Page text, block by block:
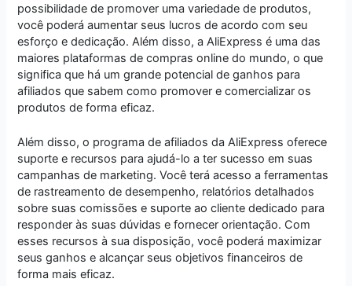
possibilidade de promover uma variedade de produtos,
você poderá aumentar seus lucros de acordo com seu
esforço e dedicação. Além disso, a AliExpress é uma das
maiores plataformas de compras online do mundo, o que
significa que há um grande potencial de ganhos para
afiliados que sabem como promover e comercializar os
produtos de forma eficaz.
Além disso, o programa de afiliados da AliExpress oferece
suporte e recursos para ajudá-lo a ter sucesso em suas
campanhas de marketing. Você terá acesso a ferramentas
de rastreamento de desempenho, relatórios detalhados
sobre suas comissões e suporte ao cliente dedicado para
responder às suas dúvidas e fornecer orientação. Com
esses recursos à sua disposição, você poderá maximizar
seus ganhos e alcançar seus objetivos financeiros de
forma mais eficaz.